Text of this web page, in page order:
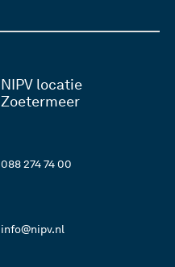
NIPV locatie
Zoetermeer
088 274 74 00
info@nipv.nl